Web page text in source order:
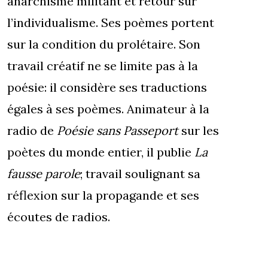
l’individualisme. Ses poèmes portent
sur la condition du prolétaire. Son
travail créatif ne se limite pas à la
poésie: il considère ses traductions
égales à ses poèmes. Animateur à la
radio de Poésie sans Passeportsur les
poètes du monde entier, il publie La
fausse parole; travail soulignant sa
réflexion sur la propagande et ses
écoutes de radios.